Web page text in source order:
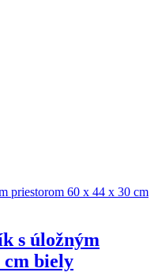
s úložným
cm biely